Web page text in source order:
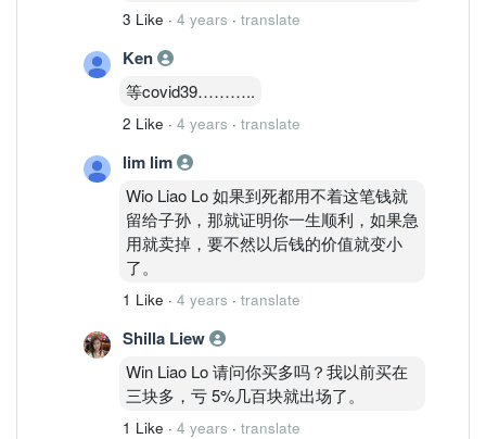
3 Like · 4 years · translate
Ken
等covid39………..
2 Like · 4 years · translate
lim lim
Wio Liao Lo 如果到死都用不着这笔钱就
留给子孙，那就证明你一生顺利，如果急
用就卖掉，要不然以后钱的价值就变小
了。
1 Like · 4 years · translate
Shilla Liew
Win Liao Lo 请问你买多吗？我以前买在
三块多，亏 5%几百块就出场了。
1 Like · 4 years · translate